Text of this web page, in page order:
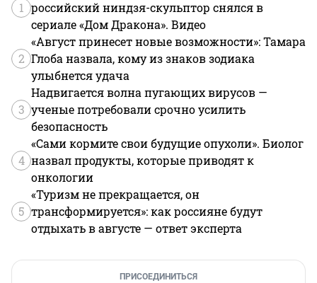
1 российский ниндзя-скульптор снялся в
сериале «Дом Дракона». Видео
2
«Август принесет новые возможности»: Тамара
Глоба назвала, кому из знаков зодиака
улыбнется удача
3
Надвигается волна пугающих вирусов —
ученые потребовали срочно усилить
безопасность
4
«Сами кормите свои будущие опухоли». Биолог
назвал продукты, которые приводят к
онкологии
5
«Туризм не прекращается, он
трансформируется»: как россияне будут
отдыхать в августе — ответ эксперта
ПРИСОЕДИНИТЬСЯ